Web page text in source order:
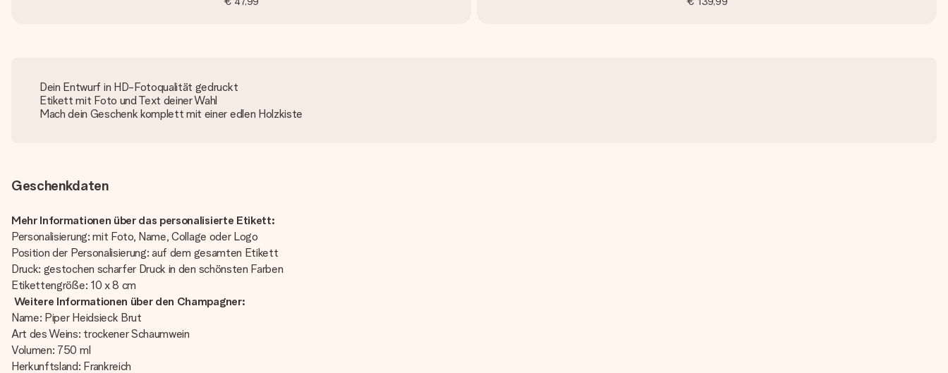
Dein Entwurf in HD-Fotoqualität gedruckt
Etikett mit Foto und Text deiner Wahl
Mach dein Geschenk komplett mit einer edlen Holzkiste
Geschenkdaten
Mehr Informationen über das personalisierte Etikett:
Personalisierung: mit Foto, Name, Collage oder Logo
Position der Personalisierung: auf dem gesamten Etikett
Druck: gestochen scharfer Druck in den schönsten Farben
Etikettengröße: 10 x 8 cm
Weitere Informationen über den Champagner:
Name: Piper Heidsieck Brut
Art des Weins: trockener Schaumwein
Volumen: 750 ml
Herkunftsland: Frankreich